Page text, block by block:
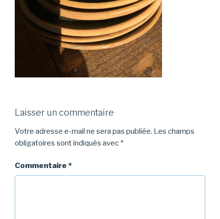
Laisser un commentaire
Votre adresse e-mail ne sera pas publiée. Les champs
obligatoires sont indiqués avec *
Commentaire *